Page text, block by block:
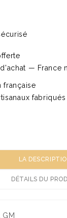
— France
française
LA
DÉTAILS DU